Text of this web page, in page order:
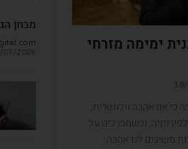
ימימה מזרחי
כי אם אהבה וולונטרית,
וכשמברכים על
משיבים לנו אהבה.
מבחן